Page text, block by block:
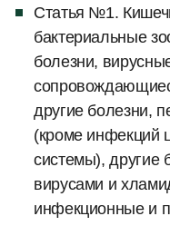
Статья №1.
бактериальные
болезни,
другие болезни,
(кроме инфекций
системы), другие
вирусами и
инфекционные и